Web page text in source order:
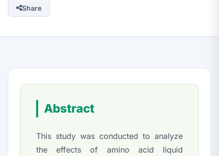
Share
Abstract
This study was conducted to analyze
the effects of amino acid liquid